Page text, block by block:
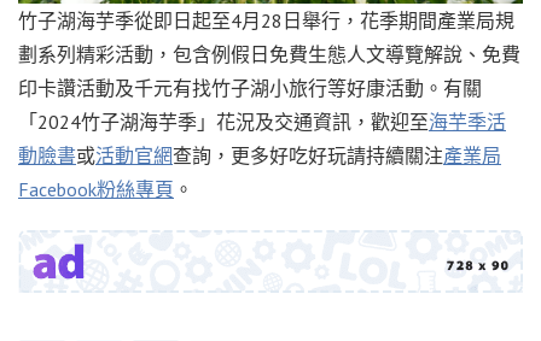
竹子湖海芋季從即日起至4月28日舉行，花季期間產業局規
劃系列精彩活動，包含例假日免費生態人文導覽解說、免費
印卡讚活動及千元有找竹子湖小旅行等好康活動。有關
「2024竹子湖海芋季」花況及交通資訊，歡迎至海芋季活
動臉書或活動官網查詢，更多好吃好玩請持續關注產業局
Facebook粉絲專頁 。